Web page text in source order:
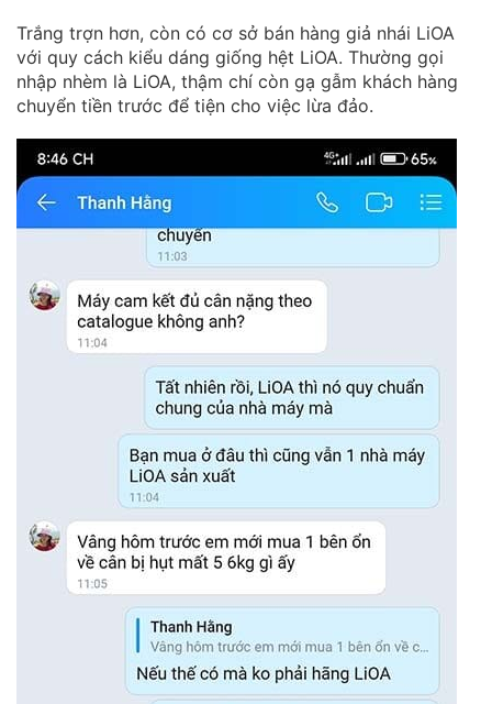
Trắng trợn hơn, còn có cơ sở bán hàng giả nhái LiOA
với quy cách kiểu dáng giống hệt LiOA. Thường gọi
nhập nhèm là LiOA, thậm chí còn gạ gẫm khách hàng
chuyển tiền trước để tiện cho việc lừa đảo.